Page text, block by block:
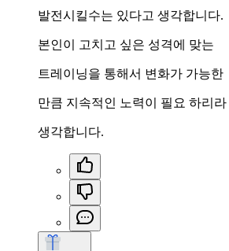
발전시킬수는 있다고 생각합니다.
본인이 고치고 싶은 성격에 맞는
트레이닝을 통해서 변화가 가능한
만큼 지속적인 노력이 필요 하리라
생각합니다.